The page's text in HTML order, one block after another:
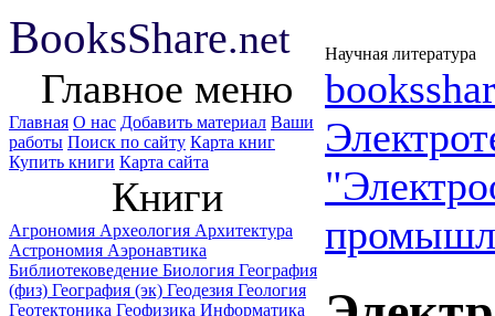
BooksShare.net Научная литература
Главное меню
Главная О нас Добавить материал Ваши
работы Поиск по сайту Карта книг
Купить книги Карта сайта
Книги
Агрономия Археология Архитектура
Астрономия Аэронавтика
Библиотековедение Биология География
(физ) География (эк) Геодезия Геология
Геотектоника Геофизика Информатика